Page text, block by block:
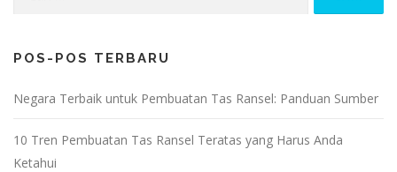
i
p
s
POS-POS TERBARU
Negara Terbaik untuk Pembuatan Tas Ransel: Panduan Sumber
10 Tren Pembuatan Tas Ransel Teratas yang Harus Anda
Ketahui